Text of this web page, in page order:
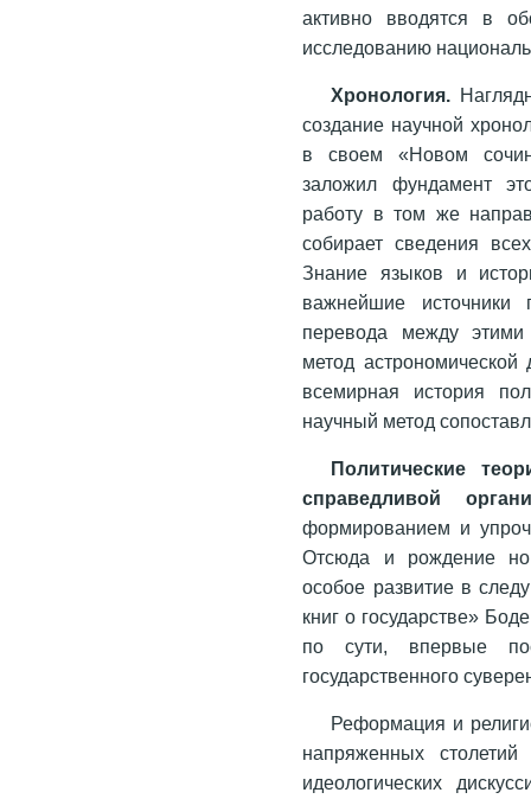
активно вводятся в
исследованию
Хронология.
создание научной
в своем «Новом
заложил фундамент
работу в том же
собирает сведения
Знание языков и
важнейшие
перевода между этими
метод
всемирная история
научный метод
Политические
справедливой
формированием и
Отсюда и рождение
особое развитие в
книг о государстве»
по сути, впервые
государственного
Реформация и
напряженных
идеологических